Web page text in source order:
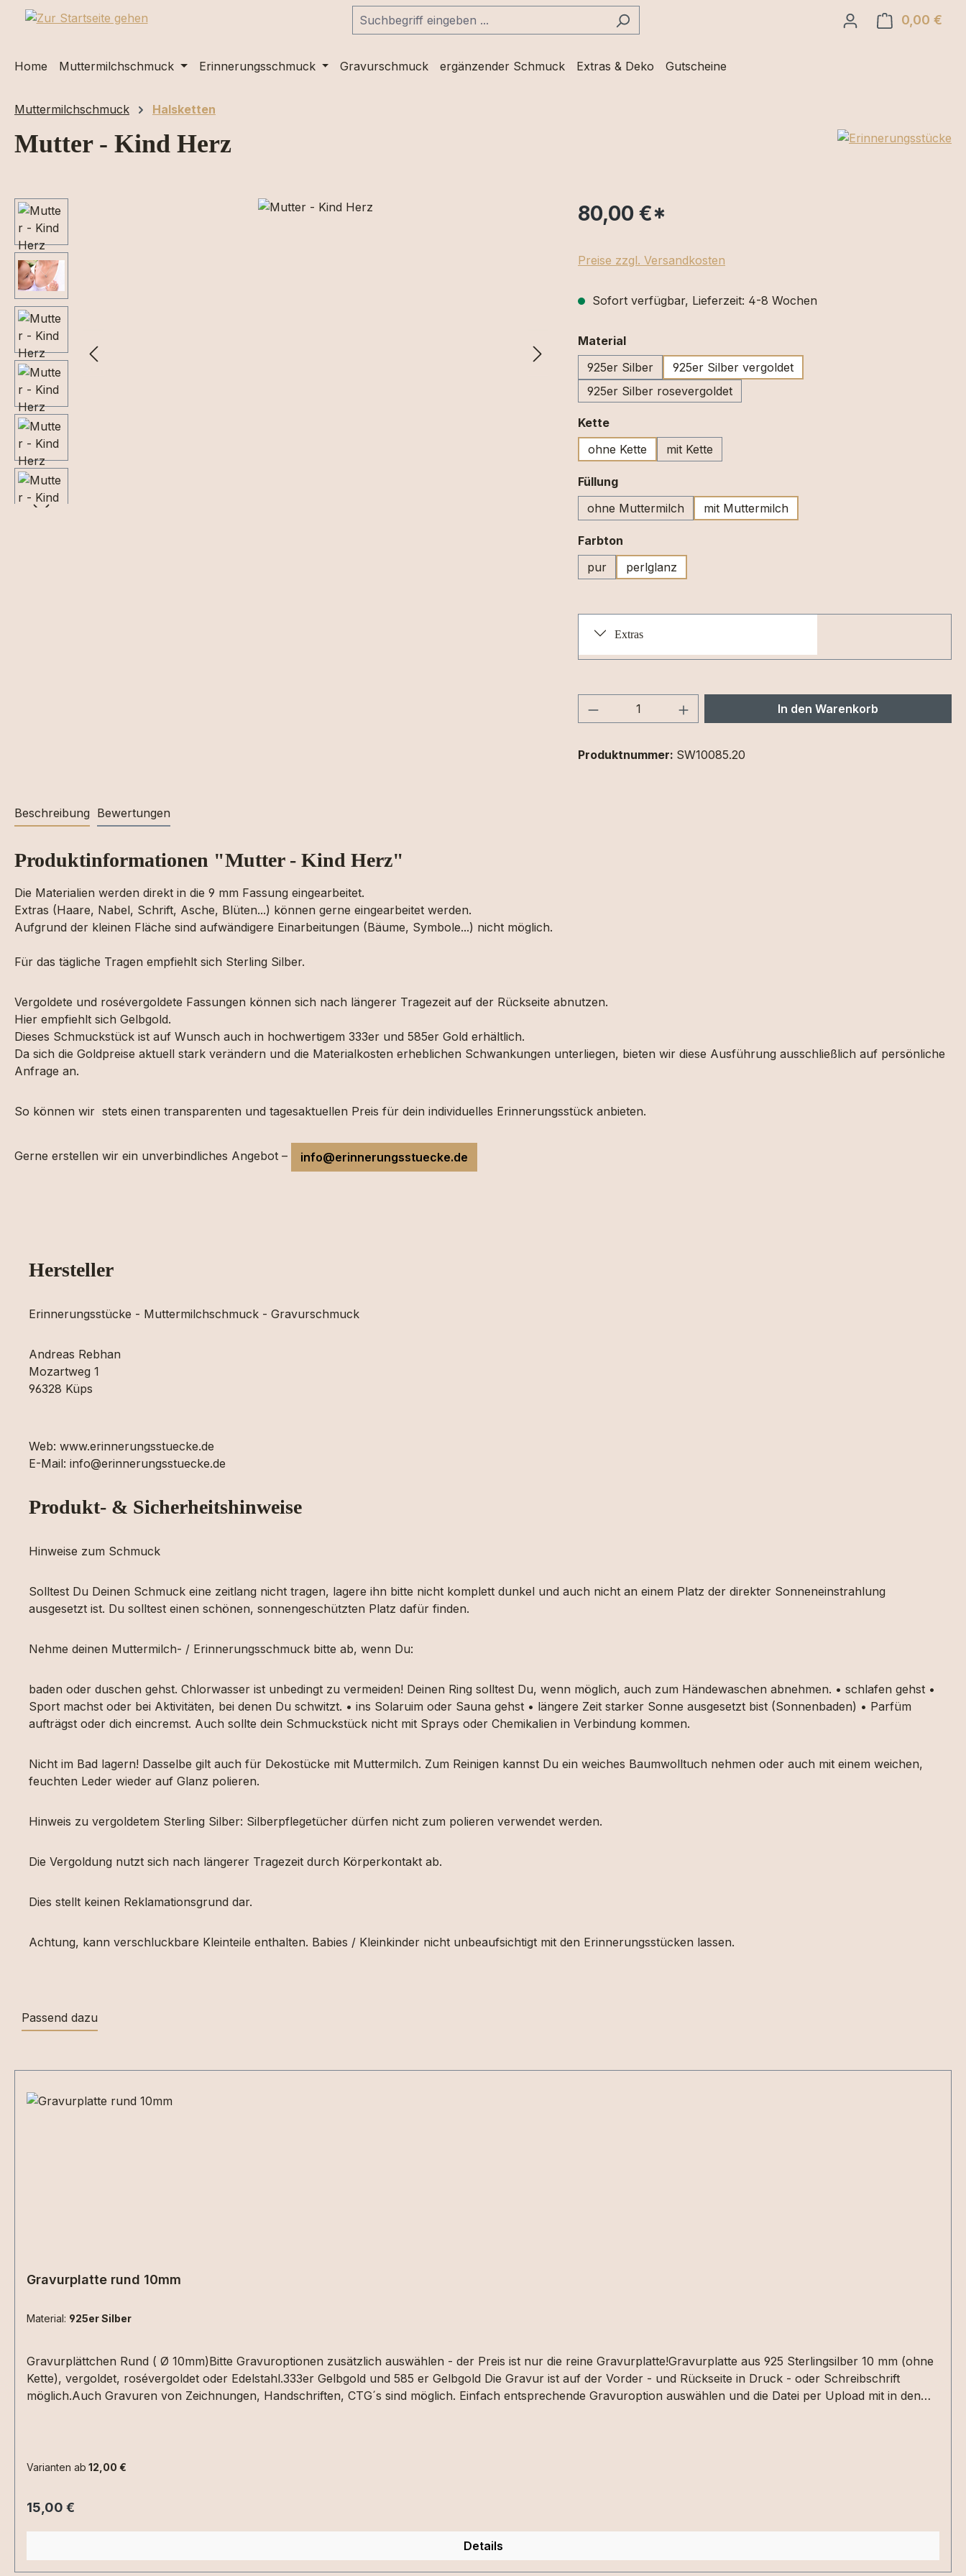
Hauptinhalt springen
Zur Suche springen
Zur Hauptnavigation springen 0,00 €
Home Muttermilchschmuck Erinnerungsschmuck Gravurschmuck ergänzender Schmuck Extras & Deko Gutscheine
Muttermilchschmuck Halsketten
Mutter - Kind Herz
Bildergalerie überspringen 80,00 €*
Preise zzgl. Versandkosten
Sofort verfügbar, Lieferzeit: 4-8 Wochen
Materialauswählen
925er Silber
925er Silber vergoldet
925er Silber rosevergoldet
Ketteauswählen
ohne Kette
mit Kette
Füllungauswählen
ohne Muttermilch
mit Muttermilch
Farbton
pur
perlglanz
Extras
Produkt Anzahl: Gib den gewünschten Wert
In den Warenkorb
Produktnummer: SW10085.20
Beschreibung Bewertungen
Produktinformationen "Mutter - Kind Herz"
Die Materialien werden direkt in die 9 mm Fassung eingearbeitet.
Extras (Haare, Nabel, Schrift, Asche, Blüten...) können gerne eingearbeitet werden.
Aufgrund der kleinen Fläche sind aufwändigere Einarbeitungen (Bäume, Symbole...) nicht möglich.
Für das tägliche Tragen empfiehlt sich Sterling Silber.
Vergoldete und rosévergoldete Fassungen können sich nach längerer Tragezeit auf der Rückseite abnutzen.
Hier empfiehlt sich Gelbgold.
Dieses Schmuckstück ist auf Wunsch auch in hochwertigem 333er und 585er Gold erhältlich.
Da sich die Goldpreise aktuell stark verändern und die Materialkosten erheblichen Schwankungen unterliegen, bieten wir diese Ausführung ausschließlich auf persönliche
Anfrage an.
So können wir stets einen transparenten und tagesaktuellen Preis für dein individuelles Erinnerungsstück anbieten.
Gerne erstellen wir ein unverbindliches Angebot – info@erinnerungsstuecke.de
Hersteller
Erinnerungsstücke - Muttermilchschmuck - Gravurschmuck
Andreas Rebhan
Mozartweg 1
96328 Küps
Web: www.erinnerungsstuecke.de
E-Mail: info@erinnerungsstuecke.de
Produkt- & Sicherheitshinweise
Hinweise zum Schmuck
Solltest Du Deinen Schmuck eine zeitlang nicht tragen, lagere ihn bitte nicht komplett dunkel und auch nicht an einem Platz der direkter Sonneneinstrahlung
ausgesetzt ist. Du solltest einen schönen, sonnengeschützten Platz dafür finden.
Nehme deinen Muttermilch- / Erinnerungsschmuck bitte ab, wenn Du:
baden oder duschen gehst. Chlorwasser ist unbedingt zu vermeiden! Deinen Ring solltest Du, wenn möglich, auch zum Händewaschen abnehmen. • schlafen gehst •
Sport machst oder bei Aktivitäten, bei denen Du schwitzt. • ins Solaruim oder Sauna gehst • längere Zeit starker Sonne ausgesetzt bist (Sonnenbaden) • Parfüm
aufträgst oder dich eincremst. Auch sollte dein Schmuckstück nicht mit Sprays oder Chemikalien in Verbindung kommen.
Nicht im Bad lagern! Dasselbe gilt auch für Dekostücke mit Muttermilch. Zum Reinigen kannst Du ein weiches Baumwolltuch nehmen oder auch mit einem weichen,
feuchten Leder wieder auf Glanz polieren.
Hinweis zu vergoldetem Sterling Silber: Silberpflegetücher dürfen nicht zum polieren verwendet werden.
Die Vergoldung nutzt sich nach längerer Tragezeit durch Körperkontakt ab.
Dies stellt keinen Reklamationsgrund dar.
Achtung, kann verschluckbare Kleinteile enthalten. Babies / Kleinkinder nicht unbeaufsichtigt mit den Erinnerungsstücken lassen.
Passend dazu
Gravurplatte rund 10mm
Material: 925er Silber
Gravurplättchen Rund ( Ø 10mm)Bitte Gravuroptionen zusätzlich auswählen - der Preis ist nur die reine Gravurplatte!Gravurplatte aus 925 Sterlingsilber 10 mm (ohne
Kette), vergoldet, rosévergoldet oder Edelstahl.333er Gelbgold und 585 er Gelbgold Die Gravur ist auf der Vorder - und Rückseite in Druck - oder Schreibschrift
möglich.Auch Gravuren von Zeichnungen, Handschriften, CTG´s sind möglich. Einfach entsprechende Gravuroption auswählen und die Datei per Upload mit in den
Varianten ab 12,00 €
Regulärer Preis:
15,00 €
Details